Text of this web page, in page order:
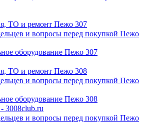
ТО и ремонт Пежо 307
и вопросы перед покупкой Пежо
оборудование Пежо 307
ТО и ремонт Пежо 308
и вопросы перед покупкой Пежо
оборудование Пежо 308
3008club.ru
и вопросы перед покупкой Пежо